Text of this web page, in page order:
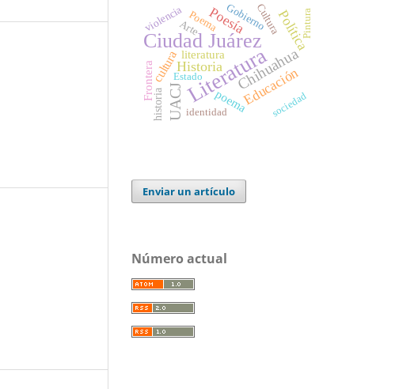
Literatura
Ciudad Juárez
UACJ
Chihuahua
Historia
Poesía
Educación
Política
cultura
poema
Frontera
literatura
historia
Cultura
Poema
Arte
violencia Gobierno
sociedad
identidad
Pintura
Estado
Enviar un artículo
Número actual